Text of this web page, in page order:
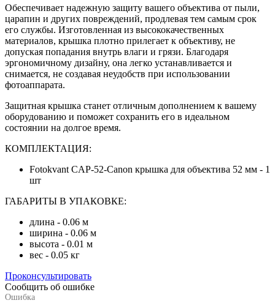
Обеспечивает надежную защиту вашего объектива от пыли,
царапин и других повреждений, продлевая тем самым срок
его службы. Изготовленная из высококачественных
материалов, крышка плотно прилегает к объективу, не
допуская попадания внутрь влаги и грязи. Благодаря
эргономичному дизайну, она легко устанавливается и
снимается, не создавая неудобств при использовании
фотоаппарата.
Защитная крышка станет отличным дополнением к вашему
оборудованию и поможет сохранить его в идеальном
состоянии на долгое время.
КОМПЛЕКТАЦИЯ:
Fotokvant CAP-52-Canon крышка для объектива 52 мм - 1
шт
ГАБАРИТЫ В УПАКОВКЕ:
длина - 0.06 м
ширина - 0.06 м
высота - 0.01 м
вес - 0.05 кг
Проконсультировать
Сообщить об ошибке
Ошибка